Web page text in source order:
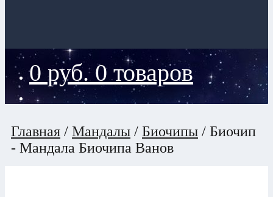
0 руб. 0 товаров
Главная / Мандалы / Биочипы / Биочип
- Мандала Биочипа Ванов